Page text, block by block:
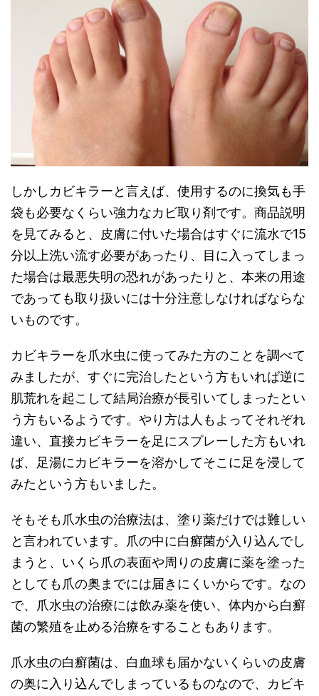
しかしカビキラーと言えば、使用するのに換気も手
袋も必要なくらい強力なカビ取り剤です。商品説明
を見てみると、皮膚に付いた場合はすぐに流水で15
分以上洗い流す必要があったり、目に入ってしまっ
た場合は最悪失明の恐れがあったりと、本来の用途
であっても取り扱いには十分注意しなければならな
いものです。
カビキラーを爪水虫に使ってみた方のことを調べて
みましたが、すぐに完治したという方もいれば逆に
肌荒れを起こして結局治療が長引いてしまったとい
う方もいるようです。やり方は人もよってそれぞれ
違い、直接カビキラーを足にスプレーした方もいれ
ば、足湯にカビキラーを溶かしてそこに足を浸して
みたという方もいました。
そもそも爪水虫の治療法は、塗り薬だけでは難しい
と言われています。爪の中に白癬菌が入り込んでし
まうと、いくら爪の表面や周りの皮膚に薬を塗った
としても爪の奥までには届きにくいからです。なの
で、爪水虫の治療には飲み薬を使い、体内から白癬
菌の繁殖を止める治療をすることもあります。
爪水虫の白癬菌は、白血球も届かないくらいの皮膚
の奥に入り込んでしまっているものなので、カビキ